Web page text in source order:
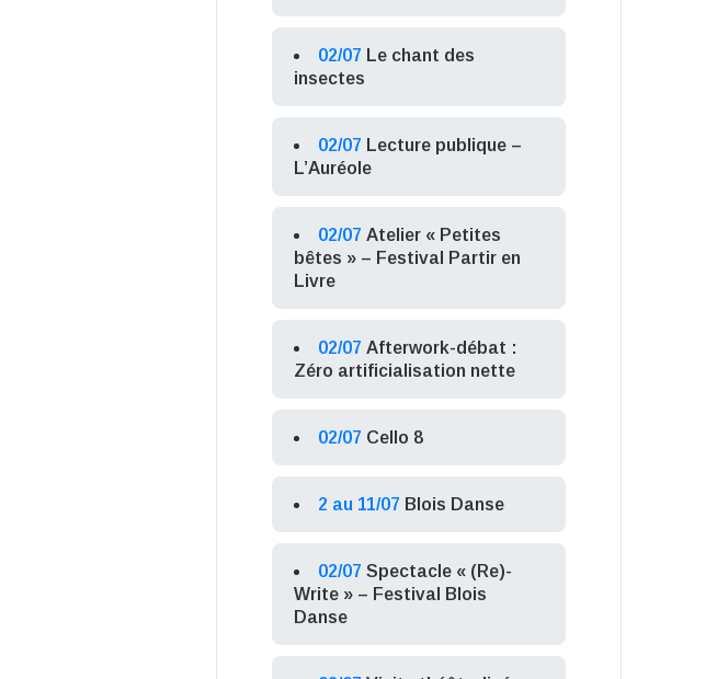
02/07 Le chant des
insectes
02/07 Lecture publique –
L’Auréole
02/07 Atelier « Petites
bêtes » – Festival Partir en
Livre
02/07 Afterwork-débat :
Zéro artificialisation nette
02/07 Cello 8
2 au 11/07 Blois Danse
02/07 Spectacle « (Re)-
Write » – Festival Blois
Danse